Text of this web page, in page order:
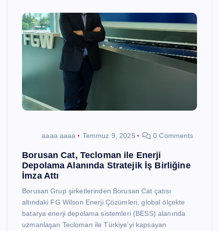
aaaa aaaa Temmuz 9, 2025 0 Comments
Borusan Cat, Tecloman ile Enerji
Depolama Alanında Stratejik İş Birliğine
İmza Attı
Borusan Grup şirketlerinden Borusan Cat çatısı
altındaki FG Wilson Enerji Çözümleri, global ölçekte
batarya enerji depolama sistemleri (BESS) alanında
uzmanlaşan Tecloman ile Türkiye’yi kapsayan